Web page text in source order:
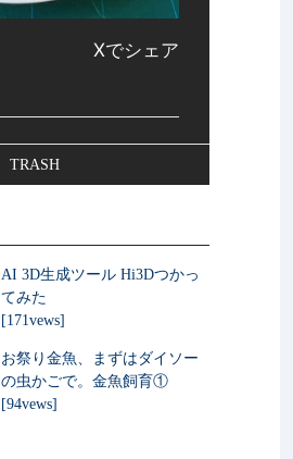
TRASH
AI 3D生成ツール Hi3Dつかっ
てみた
[171vews]
お祭り金魚、まずはダイソー
の虫かごで。金魚飼育①
[94vews]